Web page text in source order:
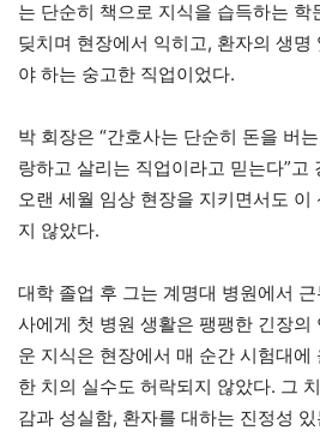
는 단순히 책으로 지식을 습득하는 학
딪치며 현장에서 익히고, 환자의 생명
야 하는 숭고한 직업이었다.
박 회장은 “간호사는 단순히 돈을 버
랑하고 살리는 직업이라고 믿는다”고
오랜 세월 임상 현장을 지키면서도 이
지 않았다.
대학 졸업 후 그는 계명대 병원에서
사에게 첫 병원 생활은 팽팽한 긴장의
운 지식은 현장에서 매 순간 시험대
한 치의 실수도 허락되지 않았다. 그
감과 성실함, 환자를 대하는 진정성